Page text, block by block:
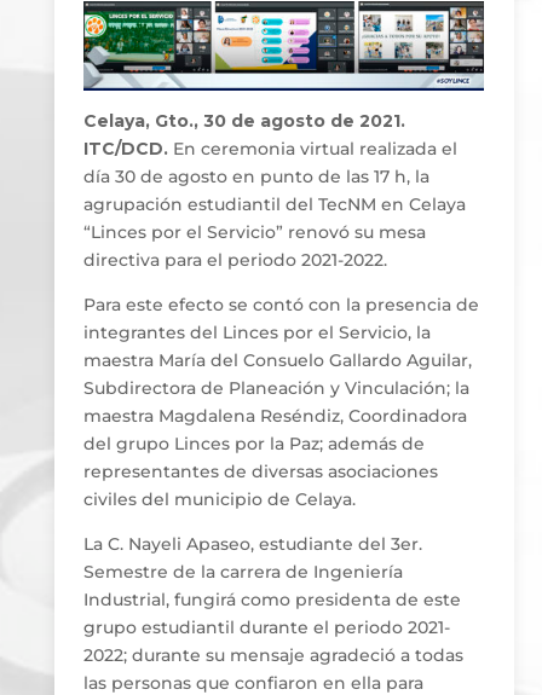
Celaya, Gto., 30 de agosto de 2021.
ITC/DCD.En ceremonia virtual realizada el
día 30 de agosto en punto de las 17 h, la
agrupación estudiantil del TecNM en Celaya
“Linces por el Servicio” renovó su mesa
directiva para el periodo 2021-2022.
Para este efecto se contó con la presencia de
integrantes del Linces por el Servicio, la
maestra María del Consuelo Gallardo Aguilar,
Subdirectora de Planeación y Vinculación; la
maestra Magdalena Reséndiz, Coordinadora
del grupo Linces por la Paz; además de
representantes de diversas asociaciones
civiles del municipio de Celaya.
La C. Nayeli Apaseo, estudiante del 3er.
Semestre de la carrera de Ingeniería
Industrial, fungirá como presidenta de este
grupo estudiantil durante el periodo 2021-
2022; durante su mensaje agradeció a todas
las personas que confiaron en ella para